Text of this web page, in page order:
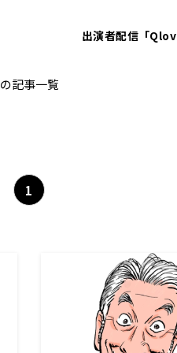
出演者配信「
の記事一覧
1